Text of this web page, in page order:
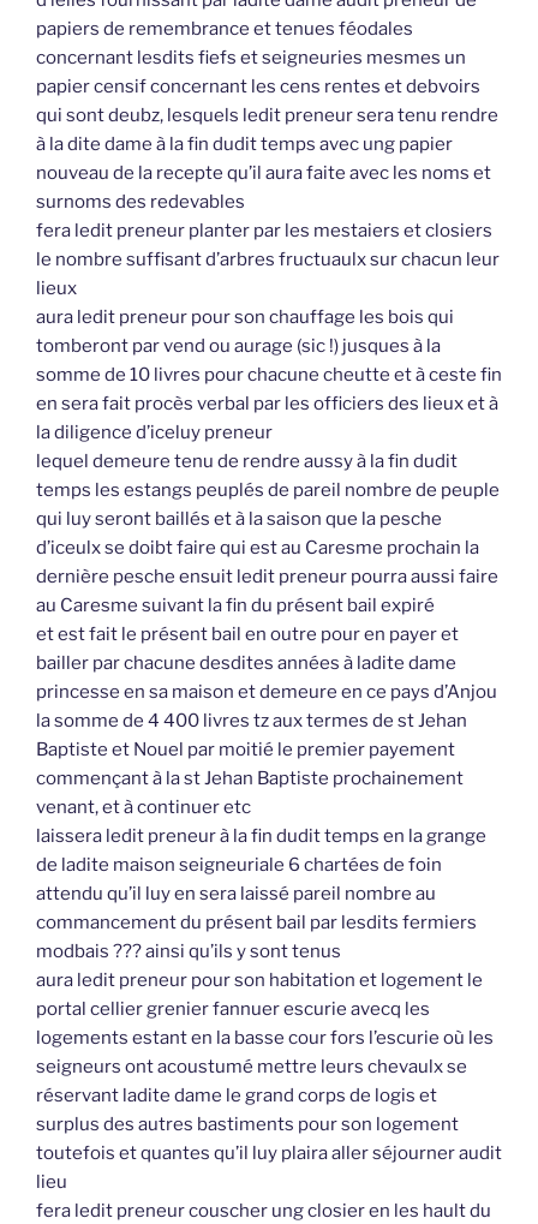
papiers de remembrance et tenues féodales
concernant lesdits fiefs et seigneuries mesmes un
papier censif concernant les cens rentes et debvoirs
qui sont deubz, lesquels ledit preneur sera tenu rendre
à la dite dame à la fin dudit temps avec ung papier
nouveau de la recepte qu’il aura faite avec les noms et
surnoms des redevables
fera ledit preneur planter par les mestaiers et closiers
le nombre suffisant d’arbres fructuaulx sur chacun leur
lieux
aura ledit preneur pour son chauffage les bois qui
tomberont par vend ou aurage (sic !) jusques à la
somme de 10 livres pour chacune cheutte et à ceste fin
en sera fait procès verbal par les officiers des lieux et à
la diligence d’iceluy preneur
lequel demeure tenu de rendre aussy à la fin dudit
temps les estangs peuplés de pareil nombre de peuple
qui luy seront baillés et à la saison que la pesche
d’iceulx se doibt faire qui est au Caresme prochain la
dernière pesche ensuit ledit preneur pourra aussi faire
au Caresme suivant la fin du présent bail expiré
et est fait le présent bail en outre pour en payer et
bailler par chacune desdites années à ladite dame
princesse en sa maison et demeure en ce pays d’Anjou
la somme de 4 400 livres tz aux termes de st Jehan
Baptiste et Nouel par moitié le premier payement
commençant à la st Jehan Baptiste prochainement
venant, et à continuer etc
laissera ledit preneur à la fin dudit temps en la grange
de ladite maison seigneuriale 6 chartées de foin
attendu qu’il luy en sera laissé pareil nombre au
commancement du présent bail par lesdits fermiers
modbais ??? ainsi qu’ils y sont tenus
aura ledit preneur pour son habitation et logement le
portal cellier grenier fannuer escurie avecq les
logements estant en la basse cour fors l’escurie où les
seigneurs ont acoustumé mettre leurs chevaulx se
réservant ladite dame le grand corps de logis et
surplus des autres bastiments pour son logement
toutefois et quantes qu’il luy plaira aller séjourner audit
lieu
fera ledit preneur couscher ung closier en les hault du